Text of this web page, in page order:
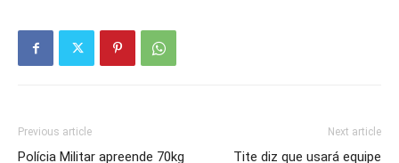
Previous article
Polícia Militar apreende 70kg
Next article
Tite diz que usará equipe